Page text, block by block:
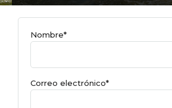
Nombre*
Correo electrónico*